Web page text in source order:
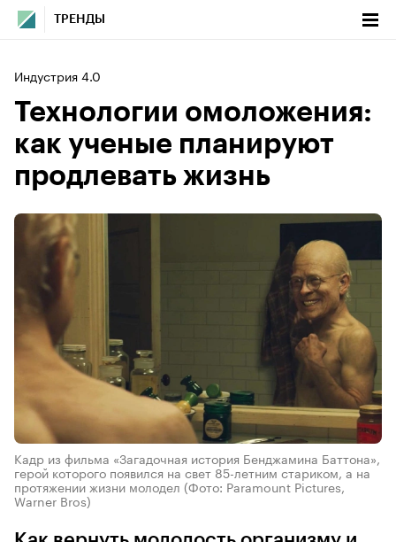
ТРЕНДЫ
Индустрия 4.0
Технологии омоложения:
как ученые планируют
продлевать жизнь
Кадр из фильма «Загадочная история Бенджамина Баттона»,
герой которого появился на свет 85-летним стариком, а на
протяжении жизни молодел (Фото: Paramount Pictures,
Warner Bros)